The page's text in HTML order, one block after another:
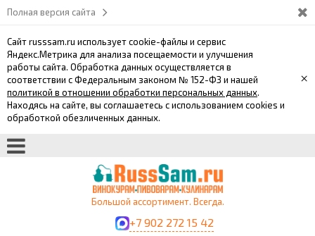
Полная версия сайта
Сайт russsam.ru использует cookie-файлы и сервис
Яндекс.Метрика для анализа посещаемости и улучшения
работы сайта. Обработка данных осуществляется в
соответствии с Федеральным законом № 152-ФЗ и нашей
политикой в отношении обработки персональных данных.
Находясь на сайте, вы соглашаетесь с использованием cookies и
обработкой обезличенных данных.
×
Большой ассортимент. Всегда.
+7 902 272 15 42